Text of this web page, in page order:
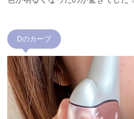
Dのカーブ